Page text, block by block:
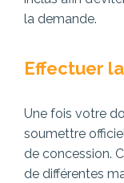
la demande.
Effectuer
Une fois votre
soumettre
de concession.
de différentes